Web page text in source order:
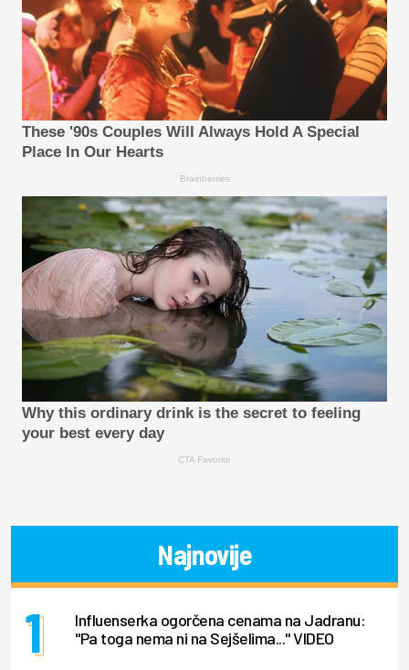
These '90s Couples Will Always Hold A Special
Place In Our Hearts
Brainberries
Why this ordinary drink is the secret to feeling
your best every day
CTA Favorite
Najnovije
Influenserka ogorčena cenama na Jadranu:
"Pa toga nema ni na Sejšelima..." VIDEO